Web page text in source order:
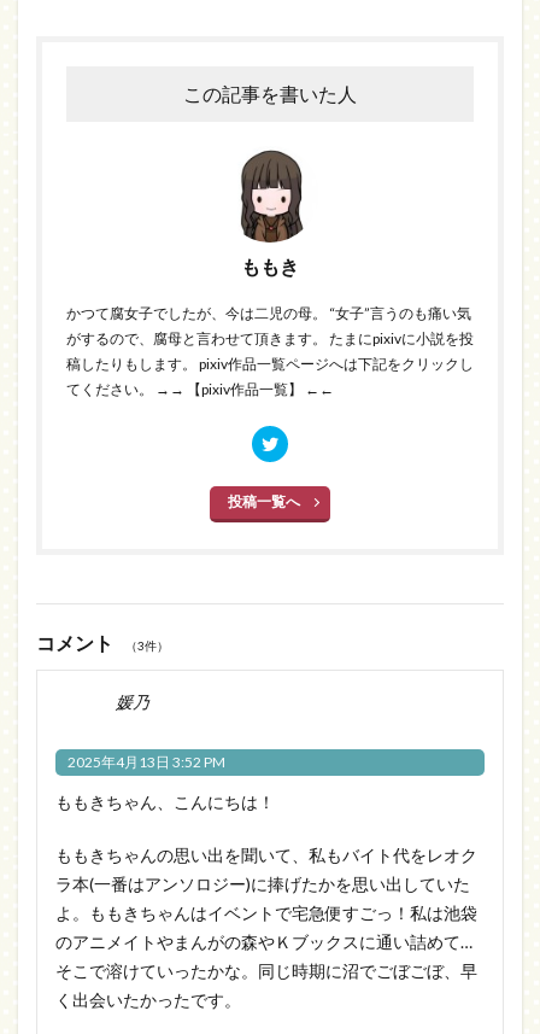
この記事を書いた人
ももき
かつて腐女子でしたが、今は二児の母。 “女子”言うのも痛い気
がするので、腐母と言わせて頂きます。 たまにpixivに小説を投
稿したりもします。 pixiv作品一覧ページへは下記をクリックし
てください。
→→ 【pixiv作品一覧】 ←←
投稿一覧へ
コメント （3件）
媛乃
2025年4月13日 3:52 PM
ももきちゃん、こんにちは！
ももきちゃんの思い出を聞いて、私もバイト代をレオク
ラ本(一番はアンソロジー)に捧げたかを思い出していた
よ。ももきちゃんはイベントで宅急便すごっ！私は池袋
のアニメイトやまんがの森やＫブックスに通い詰めて…
そこで溶けていったかな。同じ時期に沼でごぼごぼ、早
く出会いたかったです。